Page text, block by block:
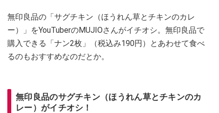
無印良品の「サグチキン（ほうれん草とチキンのカレ
ー）」をYouTuberのMUJIOさんがイチオシ。無印良品で
購入できる「ナン2枚」（税込み190円）とあわせて食べ
るのもおすすめなのだとか。
無印良品のサグチキン（ほうれん草とチキンのカ
レー）がイチオシ！